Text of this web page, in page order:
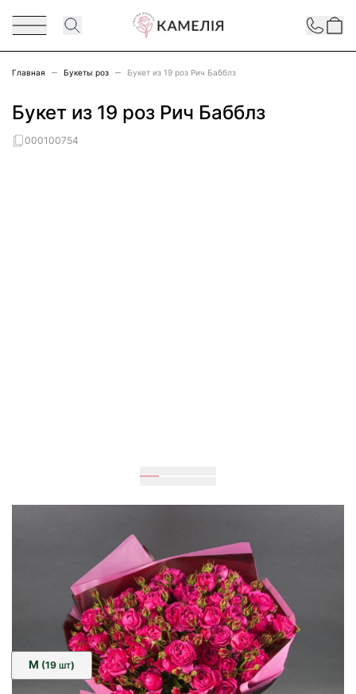
Перейти к содержимому
Contact
Главная Букеты роз Букет из 19 роз Рич Бабблз
Букет из 19 роз Рич Бабблз
000100754
35см
M (19 ШТ)